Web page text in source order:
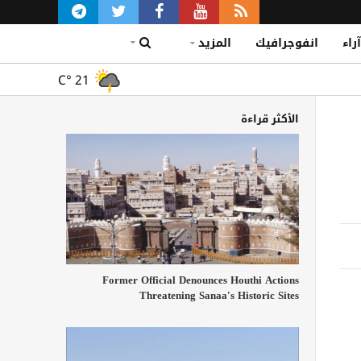
آراء انفوجرافيك المزيد
C° 21
الأكثر قراءة
Former Official Denounces Houthi Actions
Threatening Sanaa's Historic Sites